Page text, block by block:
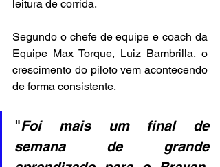
leitura de corrida.
Segundo o chefe de equipe e coach da
Equipe Max Torque, Luiz Bambrilla, o
crescimento do piloto vem acontecendo
de forma consistente.
"Foi mais um final de
semana de grande